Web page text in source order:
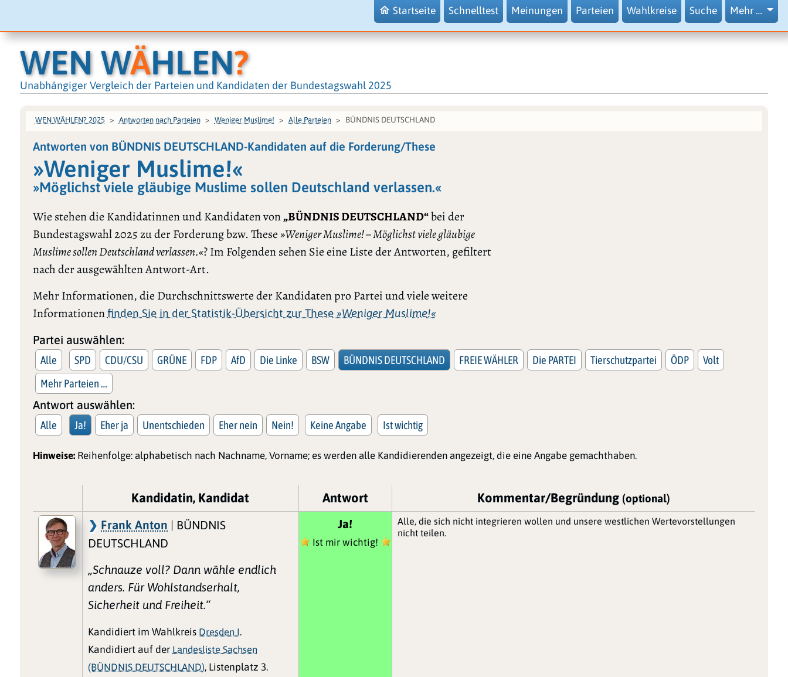
Startseite Schnelltest Meinungen Parteien Wahlkreise Suche Mehr …
WEN WÄHLEN?
Unabhängiger Vergleich der Parteien und Kandidaten der Bundestagswahl 2025
WEN WÄHLEN? 2025 Antworten nach Parteien Weniger Muslime! Alle Parteien BÜNDNIS DEUTSCHLAND
Antworten von BÜNDNIS DEUTSCHLAND-Kandidaten auf die Forderung/These
»Weniger Muslime!«
»Möglichst viele gläubige Muslime sollen Deutschland verlassen.«
Wie stehen die Kandidatinnen und Kandidaten von„BÜNDNIS DEUTSCHLAND“bei der
Bundestagswahl 2025 zu der Forderung bzw. These»Weniger Muslime! – Möglichst viele gläubige
Muslime sollen Deutschland verlassen.«? Im Folgenden sehen Sie eine Liste der Antworten, gefiltert
nach der ausgewählten Antwort-Art.
Mehr Informationen, die Durchschnittswerte der Kandidaten pro Partei und viele weitere
Informationenfinden Sie in der Statistik-Übersicht zur These »Weniger Muslime!«
Partei auswählen:
Alle SPD CDU/CSU GRÜNE FDP AfD Die Linke BSW BÜNDNIS DEUTSCHLAND FREIE WÄHLER Die PARTEI Tierschutzpartei ÖDP
Volt
Mehr Parteien …
Antwort auswählen:
Alle Ja! Eher ja Unentschieden Eher nein Nein! Keine Angabe Ist wichtig
Hinweise: Reihenfolge: alphabetisch nach Nachname, Vorname; es werden alle Kandidierenden angezeigt, die eine Angabe gemachthaben.
Kandidatin, Kandidat Antwort Kommentar/Begründung (optional)
Frank Anton | BÜNDNIS
DEUTSCHLAND
„Schnauze voll? Dann wähle endlich
anders. Für Wohlstandserhalt,
Sicherheit und Freiheit.“
Kandidiert im Wahlkreis Dresden I.
Kandidiert auf der Landesliste Sachsen
(BÜNDNIS DEUTSCHLAND), Listenplatz 3.
Ja!
Ist mir wichtig!
Alle, die sich nicht integrieren wollen und unsere westlichen Wertevorstellungen
nicht teilen.